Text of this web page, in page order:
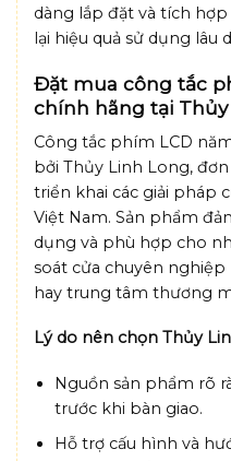
dàng lắp đặt và tích
lại hiệu quả sử dụng lâu
Đặt mua công tắc
chính hãng tại
Công tắc phím LCD
bởi Thủy Linh Long,
triển khai các giải pháp
Việt Nam. Sản phẩm
dụng và phù hợp cho
soát cửa chuyên
hay trung tâm thương
Lý do nên chọn Thủy
Nguồn sản phẩm rõ
trước khi bàn giao.
Hỗ trợ cấu hình và